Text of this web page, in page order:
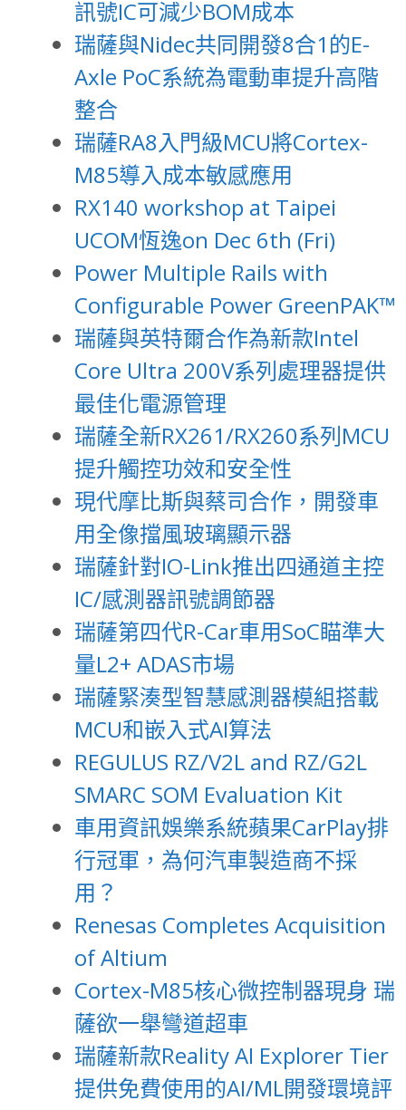
訊號IC可減少BOM成本
瑞薩與Nidec共同開發8合1的E-
Axle PoC系統為電動車提升高階
整合
瑞薩RA8入門級MCU將Cortex-
M85導入成本敏感應用
RX140 workshop at Taipei
UCOM恆逸on Dec 6th (Fri)
Power Multiple Rails with
Configurable Power GreenPAK™
瑞薩與英特爾合作為新款Intel
Core Ultra 200V系列處理器提供
最佳化電源管理
瑞薩全新RX261/RX260系列MCU
提升觸控功效和安全性
現代摩比斯與蔡司合作，開發車
用全像擋風玻璃顯示器
瑞薩針對IO-Link推出四通道主控
IC/感測器訊號調節器
瑞薩第四代R-Car車用SoC瞄準大
量L2+ ADAS市場
瑞薩緊湊型智慧感測器模組搭載
MCU和嵌入式AI算法
REGULUS RZ/V2L and RZ/G2L
SMARC SOM Evaluation Kit
車用資訊娛樂系統蘋果CarPlay排
行冠軍，為何汽車製造商不採
用？
Renesas Completes Acquisition
of Altium
Cortex-M85核心微控制器現身 瑞
薩欲一舉彎道超車
瑞薩新款Reality AI Explorer Tier
提供免費使用的AI/ML開發環境評